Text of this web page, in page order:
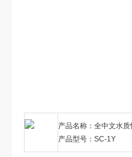
产品名称：全中文水质
产品型号：SC-1Y